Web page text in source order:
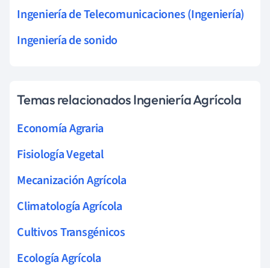
Ingeniería de Telecomunicaciones (Ingeniería)
Ingeniería de sonido
Temas relacionados Ingeniería Agrícola
Economía Agraria
Fisiología Vegetal
Mecanización Agrícola
Climatología Agrícola
Cultivos Transgénicos
Ecología Agrícola